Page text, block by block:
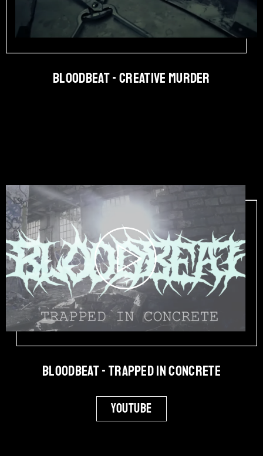
BLOODBEAT - Creative Murder
Bloodbeat - Trapped in Concrete
Youtube